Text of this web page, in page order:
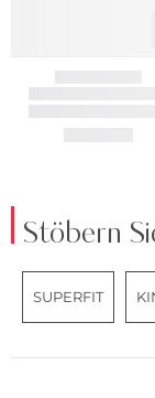
Stöbern
SUPERFIT